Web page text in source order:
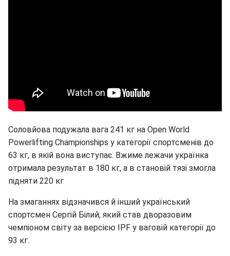
Соловйова подужала вага 241 кг на Open World
Powerlifting Championships у категорії спортсменів до
63 кг, в якій вона виступає. Вжиме лежачи українка
отримала результат в 180 кг, а в становій тязі змогла
підняти 220 кг
На змаганнях відзначився й інший український
спортсмен Сергій Білий, який став дворазовим
чемпіоном світу за версією IPF у ваговій категорії до
93 кг.